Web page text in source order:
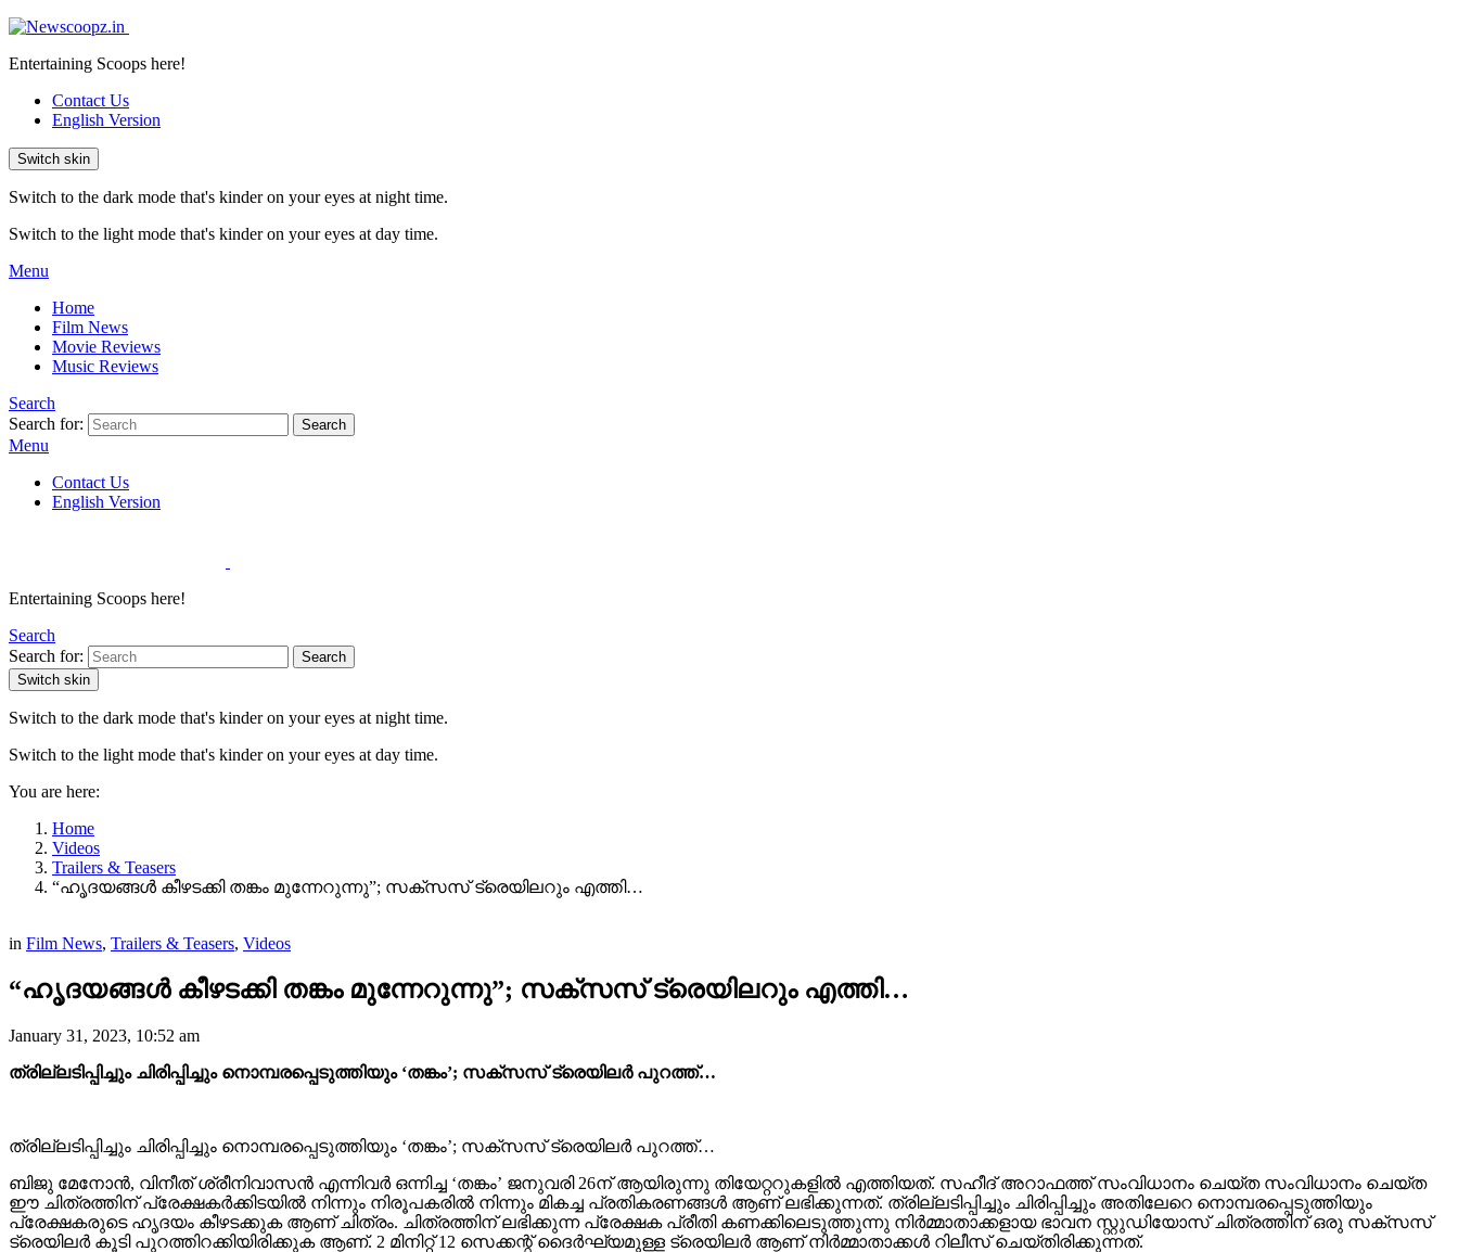
Entertaining Scoops here!
Contact Us
English Version
Switch skin
Switch to the dark mode that's kinder on your eyes at night time.
Switch to the light mode that's kinder on your eyes at day time.
Menu
Home
Film News
Movie Reviews
Music Reviews
Search
Search for:
Search
Menu
Contact Us
English Version
Entertaining Scoops here!
Search
Search for:
Search
Switch skin
Switch to the dark mode that's kinder on your eyes at night time.
Switch to the light mode that's kinder on your eyes at day time.
You are here:
Home
Videos
Trailers & Teasers
“ഹൃദയങ്ങൾ കീഴടക്കി തങ്കം മുന്നേറുന്നു”; സക്‌സസ് ട്രെയിലറും എത്തി…
in Film News, Trailers & Teasers, Videos
“ഹൃദയങ്ങൾ കീഴടക്കി തങ്കം മുന്നേറുന്നു”; സക്‌സസ് ട്രെയിലറും എത്തി…
January 31, 2023, 10:52 am
ത്രില്ലടിപ്പിച്ചും ചിരിപ്പിച്ചും നൊമ്പരപ്പെടുത്തിയും ‘തങ്കം’; സക്‌സസ് ട്രെയിലർ പുറത്ത്…
ത്രില്ലടിപ്പിച്ചും ചിരിപ്പിച്ചും നൊമ്പരപ്പെടുത്തിയും ‘തങ്കം’; സക്‌സസ് ട്രെയിലർ പുറത്ത്…
ബിജു മേനോൻ, വിനീത് ശ്രീനിവാസൻ എന്നിവർ ഒന്നിച്ച ‘തങ്കം’ ജനുവരി 26ന് ആയിരുന്നു തിയേറ്ററുകളിൽ എത്തിയത്. സഹീദ് അറാഫത്ത് സംവിധാനം ചെയ്ത സംവിധാനം ചെയ്ത
ഈ ചിത്രത്തിന് പ്രേക്ഷകർക്കിടയിൽ നിന്നും നിരൂപകരിൽ നിന്നും മികച്ച പ്രതികരണങ്ങൾ ആണ് ലഭിക്കുന്നത്. ത്രില്ലടിപ്പിച്ചും ചിരിപ്പിച്ചും അതിലേറെ നൊമ്പരപ്പെടുത്തിയും
പ്രേക്ഷകരുടെ ഹൃദയം കീഴടക്കുക ആണ് ചിത്രം. ചിത്രത്തിന് ലഭിക്കുന്ന പ്രേക്ഷക പ്രീതി കണക്കിലെടുത്തുന്നു നിർമ്മാതാക്കളായ ഭാവന സ്റ്റുഡിയോസ് ചിത്രത്തിന് ഒരു സക്സസ്
ട്രെയിലർ കൂടി പുറത്തിറക്കിയിരിക്കുക ആണ്. 2 മിനിറ്റ് 12 സെക്കന്റ് ദൈർഘ്യമുള്ള ട്രെയിലർ ആണ് നിർമ്മാതാക്കൾ റിലീസ് ചെയ്തിരിക്കുന്നത്.